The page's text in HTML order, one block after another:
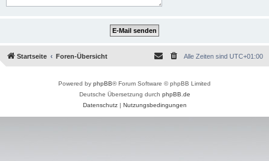
Startseite Foren-Übersicht Alle Zeiten sind UTC+01:00
Powered by phpBB® Forum Software © phpBB Limited
Deutsche Übersetzung durch phpBB.de
Datenschutz| Nutzungsbedingungen